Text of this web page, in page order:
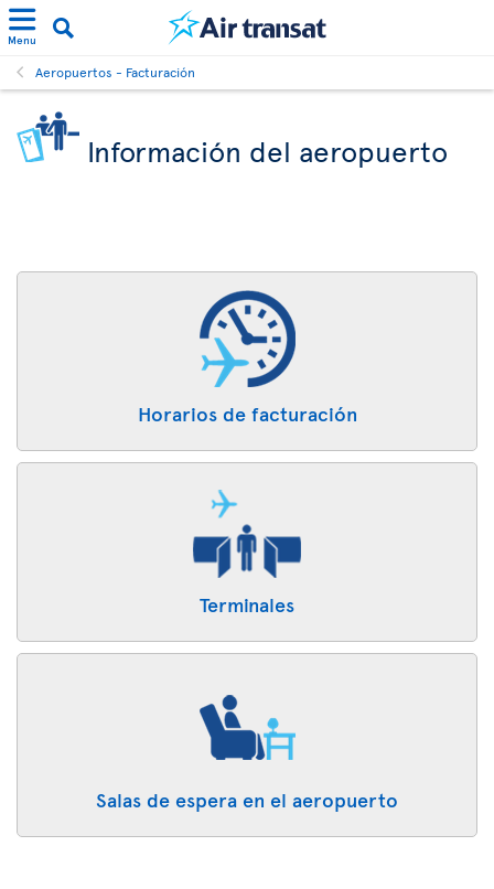
Menu
Aeropuertos - Facturación
Información del aeropuerto
Horarios de facturación
Terminales
Salas de espera en el aeropuerto